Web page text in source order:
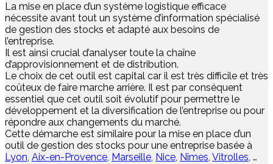
La mise en place d’un système logistique efficace
nécessite avant tout un système d’information spécialisé
de gestion des stocks et adapté aux besoins de
l’entreprise.
Il est ainsi crucial d’analyser toute la chaîne
d’approvisionnement et de distribution.
Le choix de cet outil est capital car il est très difficile et très
coûteux de faire marche arrière. Il est par conséquent
essentiel que cet outil soit évolutif pour permettre le
développement et la diversification de l’entreprise ou pour
répondre aux changements du marché.
Cette démarche est similaire pour la mise en place d’un
outil de gestion des stocks pour une entreprise basée à
Lyon, Aix-en-Provence, Marseille, Nice, Nîmes, Vitrolles, …